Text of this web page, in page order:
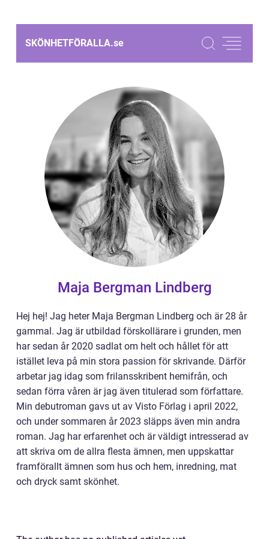
SKÖNHETFÖRALLA.se
Maja Bergman Lindberg
Hej hej! Jag heter Maja Bergman Lindberg och är 28 år
gammal. Jag är utbildad förskollärare i grunden, men
har sedan år 2020 sadlat om helt och hållet för att
istället leva på min stora passion för skrivande. Därför
arbetar jag idag som frilansskribent hemifrån, och
sedan förra våren är jag även titulerad som författare.
Min debutroman gavs ut av Visto Förlag i april 2022,
och under sommaren år 2023 släpps även min andra
roman. Jag har erfarenhet och är väldigt intresserad av
att skriva om de allra flesta ämnen, men uppskattar
framförallt ämnen som hus och hem, inredning, mat
och dryck samt skönhet.